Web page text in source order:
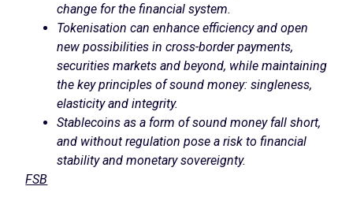
change for the financial system.
Tokenisation can enhance efficiency and open
new possibilities in cross-border payments,
securities markets and beyond, while maintaining
the key principles of sound money: singleness,
elasticity and integrity.
Stablecoins as a form of sound money fall short,
and without regulation pose a risk to financial
stability and monetary sovereignty.
FSB